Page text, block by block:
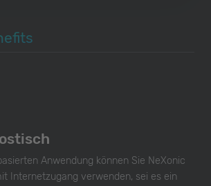
Anwendung können Sie NeXonic
Internetzugang verwenden, sei es ein